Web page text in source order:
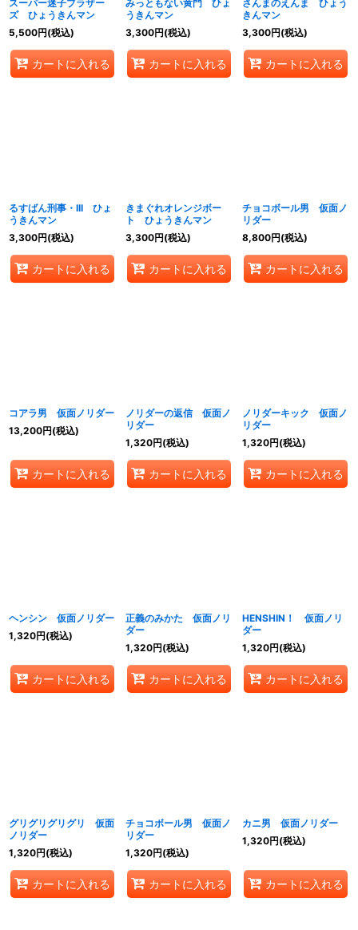
スーパー迷子ブラザー
ズ ひょうきんマン
5,500円(税込)
カートに入れる
みっともない黄門 ひょ
うきんマン
3,300円(税込)
カートに入れる
さんまのえんま ひょう
きんマン
3,300円(税込)
カートに入れる
るすばん刑事・III ひょ
うきんマン
3,300円(税込)
カートに入れる
きまぐれオレンジボー
ト ひょうきんマン
3,300円(税込)
カートに入れる
チョコボール男 仮面ノ
リダー
8,800円(税込)
カートに入れる
コアラ男 仮面ノリダー
13,200円(税込)
カートに入れる
ノリダーの返信 仮面ノ
リダー
1,320円(税込)
カートに入れる
ノリダーキック 仮面ノ
リダー
1,320円(税込)
カートに入れる
ヘンシン 仮面ノリダー
1,320円(税込)
カートに入れる
正義のみかた 仮面ノリ
ダー
1,320円(税込)
カートに入れる
HENSHIN！ 仮面ノリ
ダー
1,320円(税込)
カートに入れる
グリグリグリグリ 仮面
ノリダー
1,320円(税込)
カートに入れる
チョコボール男 仮面ノ
リダー
1,320円(税込)
カートに入れる
カニ男 仮面ノリダー
1,320円(税込)
カートに入れる